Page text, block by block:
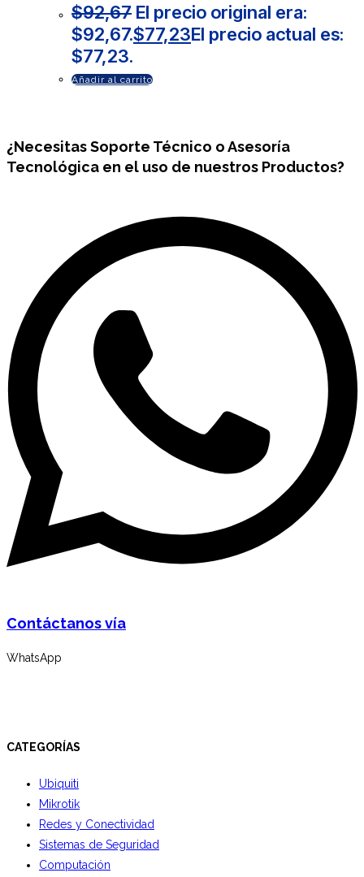
$92,67 El precio original era:
$92,67.$77,23El precio actual es:
$77,23.
Añadir al carrito
¿NecesitasSoporte Técnico o Asesoría
Tecnológica en el uso de nuestros Productos?
Contáctanos vía
WhatsApp
CATEGORÍAS
Ubiquiti
Mikrotik
Redes y Conectividad
Sistemas de Seguridad
Computación